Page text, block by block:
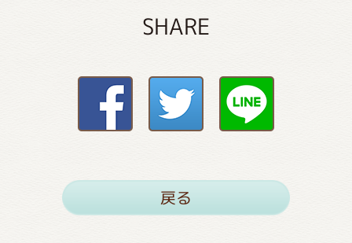
SHARE
戻る